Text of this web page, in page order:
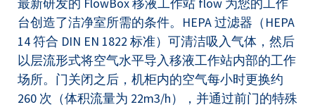
台创造了洁净室所需的条件。HEPA 过滤器（HEPA
14 符合 DIN EN 1822 标准）可清洁吸入气体，然后
以层流形式将空气水平导入移液工作站内部的工作
场所。门关闭之后，机柜内的空气每小时更换约
260 次（体积流量为 22m3/h），并通过前门的特殊